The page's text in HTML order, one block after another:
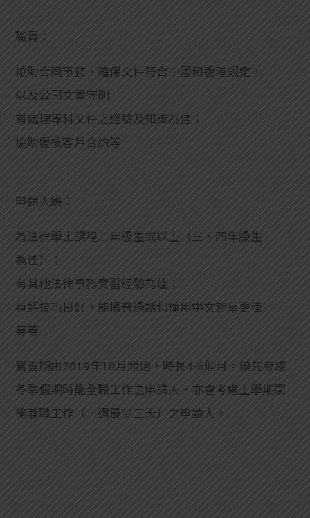
職責：
協助合同事務，確保文件符合中國和香港規定，
以及公司文書守則;
有處理專科文件之經驗及知識為佳；
協助覆核客戶合約等
申請人應：
為法律學士課程二年級生或以上（三、四年級生
為佳）；
有其他法律事務實習經驗為佳；
英語技巧良好，能操普通話和懂用中文起草更佳
等等
實習期由2019年10月開始，時長4-6個月。優先考慮
冬季假期時能全職工作之申請人，亦會考慮上學期間
能兼職工作（一週最少三天）之申請人。